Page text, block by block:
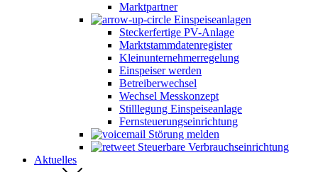
Marktpartner
Einspeiseanlagen
Steckerfertige PV-Anlage
Marktstammdatenregister
Kleinunternehmerregelung
Einspeiser werden
Betreiberwechsel
Wechsel Messkonzept
Stilllegung Einspeiseanlage
Fernsteuerungseinrichtung
Störung melden
Steuerbare Verbrauchseinrichtung
Aktuelles